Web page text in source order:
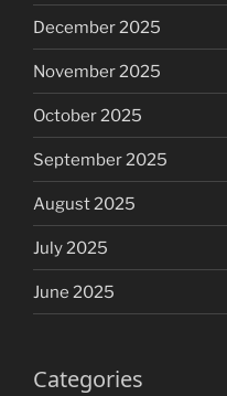
December 2025
November 2025
October 2025
September 2025
August 2025
July 2025
June 2025
Categories